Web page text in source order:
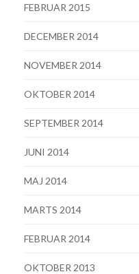
FEBRUAR 2015
DECEMBER 2014
NOVEMBER 2014
OKTOBER 2014
SEPTEMBER 2014
JUNI 2014
MAJ 2014
MARTS 2014
FEBRUAR 2014
OKTOBER 2013